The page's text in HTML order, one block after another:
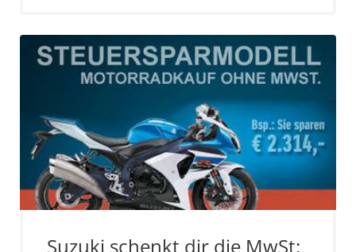
Suzuki schenkt dir die MwSt: